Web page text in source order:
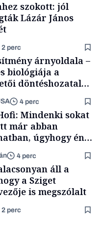
szokott: jól
Lázár János
2 perc
árnyoldala –
biológiája a
döntéshozatal
4 perc
Mindenki sokat
már abban
úgyhogy én
akartam
4 perc
áll a
a Sziget
is megszólalt
2 perc